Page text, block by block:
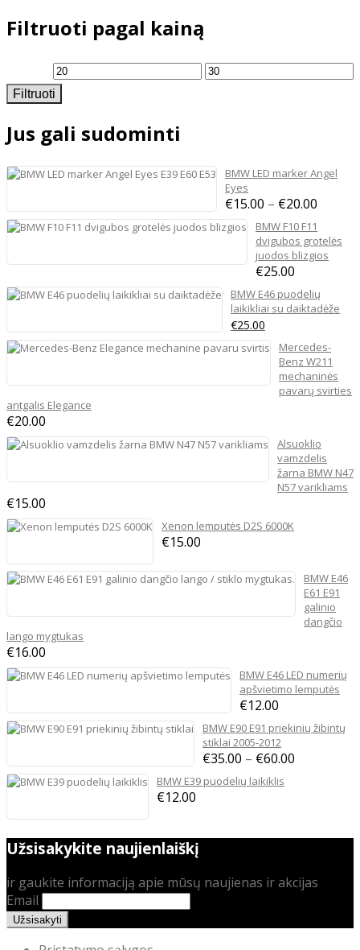
Filtruoti pagal kainą
Min
kaina
Maks
Filtruoti
Jus gali sudominti
BMW LED marker Angel
Eyes
€15.00 – €20.00
€15.00
BMW F10 F11
dvigubos grotelės
juodos blizgios
€25.00
BMW E46 puodelių
laikikliai su daiktadėže
Original
price
€25.00
price
€25.00.
Mercedes-
Benz W211
mechaninės
pavarų svirties
antgalis Elegance
€20.00
Alsuoklio
vamzdelis
žarna BMW N47
N57 varikliams
€15.00
Xenon lemputės D2S 6000K
€15.00
BMW E46
E61 E91
galinio
dangčio
lango mygtukas
€16.00
BMW E46 LED numerių
apšvietimo lemputės
€12.00
BMW E90 E91 priekinių žibintų
stiklai 2005-2012
€35.00 – €60.00
BMW E39 puodelių laikiklis
€12.00
Užsisakykite naujienlaiškį
ir gaukite informaciją apie mūsų naujienas ir akcijas
Email